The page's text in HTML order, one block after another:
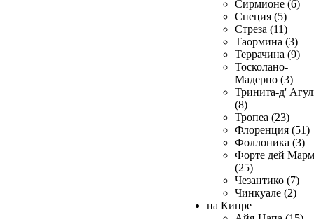
Сирмионе (6)
Специя (5)
Стреза (11)
Таормина (3)
Террачина (9)
Тосколано-
Мадерно (3)
Тринита-д'
(8)
Тропеа (23)
Флоренция (51)
Фоллоника (3)
Форте дей
(25)
Чезантико (7)
Чинкуале (2)
на Кипре